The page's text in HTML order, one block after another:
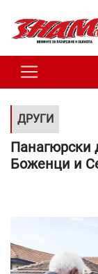
ДРУГИ
Панагюрски
Боженци и